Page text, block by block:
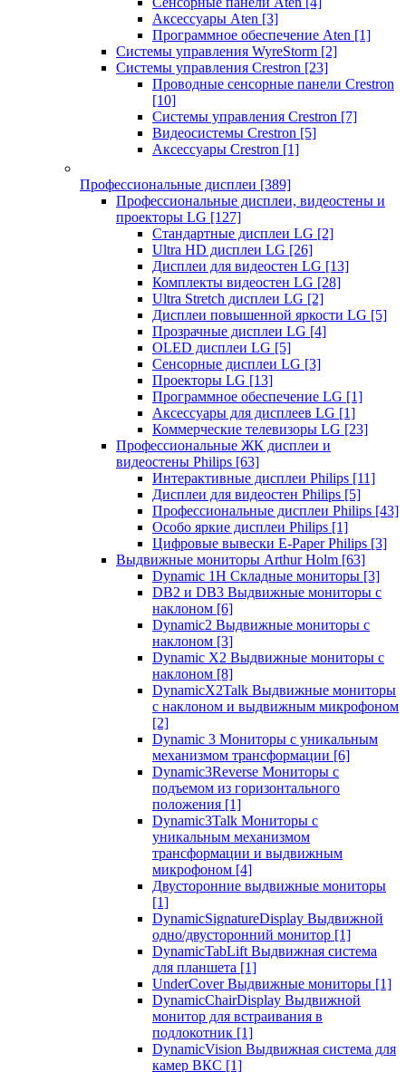
Аксессуары Aten [3]
Программное обеспечение Aten [1]
Системы управления WyreStorm [2]
Системы управления Crestron [23]
Проводные сенсорные панели Crestron
[10]
Системы управления Crestron [7]
Видеосистемы Crestron [5]
Аксессуары Crestron [1]
Профессиональные дисплеи [389]
Профессиональные дисплеи, видеостены и
проекторы LG [127]
Стандартные дисплеи LG [2]
Ultra HD дисплеи LG [26]
Дисплеи для видеостен LG [13]
Комплекты видеостен LG [28]
Ultra Stretch дисплеи LG [2]
Дисплеи повышенной яркости LG [5]
Прозрачные дисплеи LG [4]
OLED дисплеи LG [5]
Сенсорные дисплеи LG [3]
Проекторы LG [13]
Программное обеспечение LG [1]
Аксессуары для дисплеев LG [1]
Коммерческие телевизоры LG [23]
Профессиональные ЖК дисплеи и
видеостены Philips [63]
Интерактивные дисплеи Philips [11]
Дисплеи для видеостен Philips [5]
Профессиональные дисплеи Philips [43]
Особо яркие дисплеи Philips [1]
Цифровые вывески E-Paper Philips [3]
Выдвижные мониторы Arthur Holm [63]
Dynamic 1Н Складные мониторы [3]
DB2 и DB3 Выдвижные мониторы с
наклоном [6]
Dynamic2 Выдвижные мониторы с
наклоном [3]
Dynamic X2 Выдвижные мониторы с
наклоном [8]
DynamicX2Talk Выдвижные мониторы
с наклоном и выдвижным микрофоном
[2]
Dynamic 3 Мониторы с уникальным
механизмом трансформации [6]
Dynamic3Reverse Мониторы с
подъемом из горизонтального
положения [1]
Dynamic3Talk Мониторы с
уникальным механизмом
трансформации и выдвижным
микрофоном [4]
Двусторонние выдвижные мониторы
[1]
DynamicSignatureDisplay Выдвижной
одно/двусторонний монитор [1]
DynamicTabLift Выдвижная система
для планшета [1]
UnderCover Выдвижные мониторы [1]
DynamicChairDisplay Выдвижной
монитор для встраивания в
подлокотник [1]
DynamicVision Выдвижная система для
камер ВКС [1]